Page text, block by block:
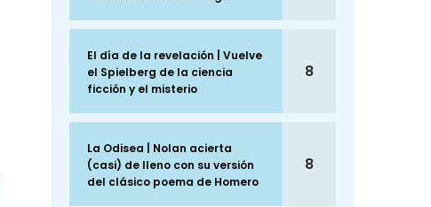
El día de la revelación | Vuelve
el Spielberg de la ciencia
ficción y el misterio
8
La Odisea | Nolan acierta
(casi) de lleno con su versión
del clásico poema de Homero
8